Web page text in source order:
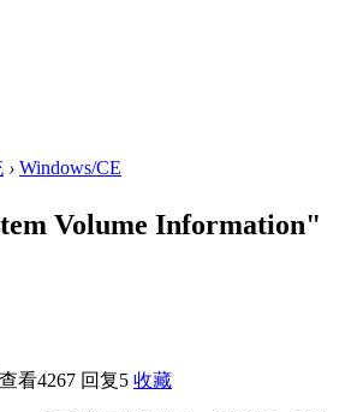
› Windows/CE
Volume Information"
查看4267 回复5 收藏